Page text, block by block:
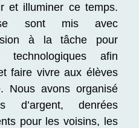
et illuminer ce temps.
sont mis avec
à la tâche pour
afin
faire vivre aux élèves
Nous avons organisé
d’argent, denrées
pour les voisins, les